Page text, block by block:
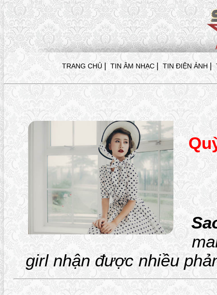
TRANG CHỦ | TIN ÂM NHẠC | TIN ĐIỆN ẢNH |
girl nhận được nhiều